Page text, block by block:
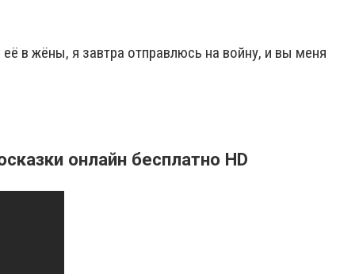
в жёны, я завтра отправлюсь на войну, и вы меня
онлайн бесплатно HD